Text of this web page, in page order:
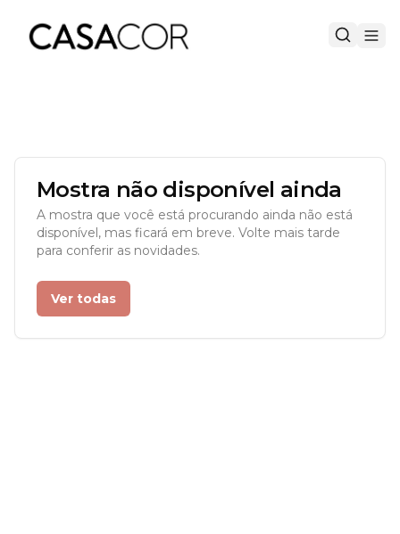
Mostra não disponível ainda
A mostra que você está procurando ainda não está
disponível, mas ficará em breve. Volte mais tarde
para conferir as novidades.
Ver todas